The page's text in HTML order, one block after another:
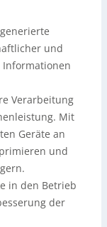
und
Informationen
Verarbeitung
Mit
Geräte an
und
in den Betrieb
der